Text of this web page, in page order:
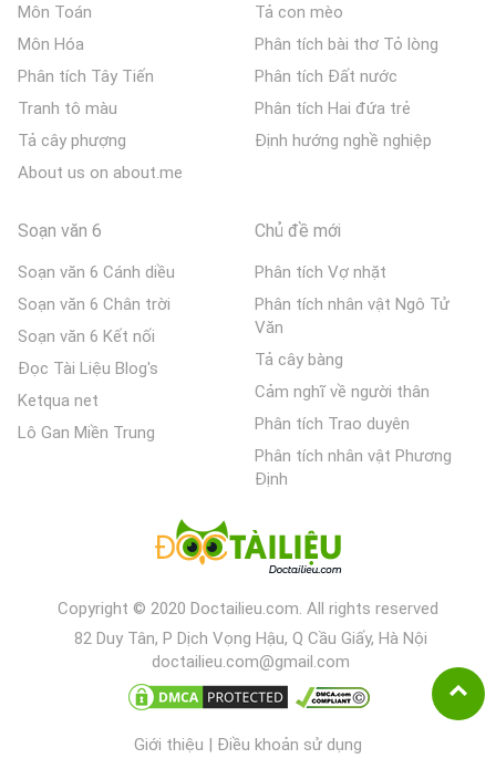
Môn Toán
Môn Hóa
Phân tích Tây Tiến
Tranh tô màu
Tả cây phượng
About us on about.me
Tả con mèo
Phân tích bài thơ Tỏ lòng
Phân tích Đất nước
Phân tích Hai đứa trẻ
Định hướng nghề nghiệp
Soạn văn 6
Soạn văn 6 Cánh diều
Soạn văn 6 Chân trời
Soạn văn 6 Kết nối
Đọc Tài Liệu Blog's
Ketqua net
Lô Gan Miền Trung
Chủ đề mới
Phân tích Vợ nhặt
Phân tích nhân vật Ngô Tử
Văn
Tả cây bàng
Cảm nghĩ về người thân
Phân tích Trao duyên
Phân tích nhân vật Phương
Định
Copyright © 2020 Doctailieu.com. All rights reserved
82 Duy Tân, P Dịch Vọng Hậu, Q Cầu Giấy, Hà Nội
doctailieu.com@gmail.com
Giới thiệu | Điều khoản sử dụng